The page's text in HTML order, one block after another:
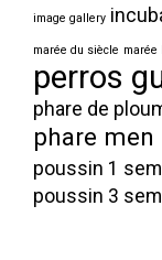
image gallery
marée du siècle marée
perros
phare de
phare men
poussin 1
poussin 3